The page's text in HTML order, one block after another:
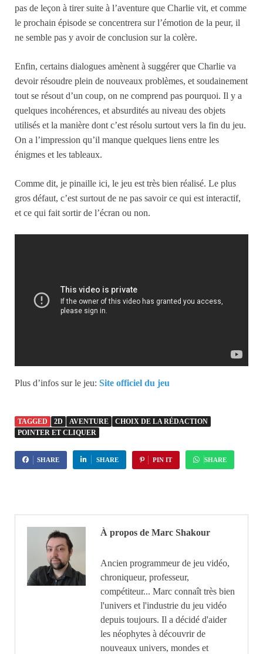
pas de leçon à tirer suite à l’aventure que Charlie vit, et comme
le prochain épisode se concentrera sur l’émotion de la peur, il
ne semble pas y avoir de conclusion sur la colère.
Enfin, certains dialogues amènent à suggérer que Charlie va
devoir résoudre plein de nouveaux problèmes, et soudainement
tout se résout d’un coup, on ne comprend pas pourquoi. Il y a
quelques incohérences, et absurdités au niveau des objets
utilisés et la manière dont c’est résolu surtout vers la fin du jeu.
On a l’impression qu’il manque quelques liens entre les
énigmes et les tableaux.
Comme dit, je pinaille ici, le jeu est très bien réalisé. Le plus
gros défaut, c’est surtout de ne pas savoir ce qui est interactif,
et ce qui fait sortir de l’écran ou non.
Plus d’infos sur le jeu: Site officiel du jeu
TAGGED 2D AVENTURE
CHOIX DE LA RÉDACTION
POINTER ET CLIQUER
SHARE SHARE PIN IT SHARE
À propos de Marc Shakour
Ancien programmeur de jeu vidéo,
chroniqueur, professeur,
compétiteur... Marc connaît très bien
l'univers et l'industrie du jeu vidéo
depuis toujours. Il a décidé d'aider
les néophytes à découvrir de
nouveaux univers, mondes et